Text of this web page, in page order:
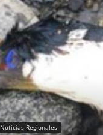
Noticias Regionales